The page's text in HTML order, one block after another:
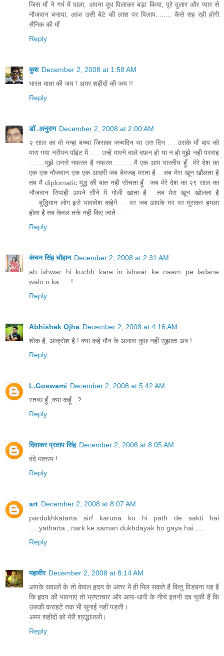
जिस माँ ने गर्भ में पाला, अपना दूध पिलाकर बड़ा किया, पूरे दुलार और प्यार से
नौजवान बनाया, आज उसी बेटे की लाश पर विलाप........ कैसे सह रही होगी
सैनिक की माँ
Reply
कुश December 2, 2008 at 1:58 AM
भारत माता की जय ! अमर शहीदों की जय !!
Reply
डॉ .अनुराग December 2, 2008 at 2:00 AM
२ साल का वो नन्हा बच्चा जिसका जन्मदिन था उस दिन .....उसके माँ बाप को
मारा गया नरीमन पॉइंट में...... उन्हें मारने वाले दफ़न हो या न हो मुझे नही परवाह
........मुझे उनसे नफरत है नफरत...........मै एक आम भारतीय हूँ...मेरे देश का
एक एक नौजवान एक एक आदमी जब बेवजह मरता है ...तब मेरा खून खौलता है
तब मै diplomatic युद्ध की बात नही सोचता हूँ ..जब मेरे देश का २९ साल का
नौजवान सिपाही अपने सीने में गोली खाता है ...तब मेरा खून खोलता है
.....बुद्धिमान लोग इसे भावावेश कहेगे .....पर जब आपके घर पर घुसकर हमला
होता है तब केवल तर्क नही किए जाते ..
Reply
कंचन सिंह चौहान December 2, 2008 at 2:31 AM
ab ishwar hi kuchh kare in ishwar ke naam pe ladane
walo.n ka .....!
Reply
Abhishek Ojha December 2, 2008 at 4:16 AM
शोक है, आक्रोश है ! क्या कहें मौन के अलावा कुछ नहीं सुझाता अब !
Reply
L.Goswami December 2, 2008 at 5:42 AM
स्तब्ध हूँ ,क्या कहूँ ..?
Reply
दिवाकर प्रताप सिंह December 2, 2008 at 8:05 AM
वंदे मातरम !
Reply
art December 2, 2008 at 8:07 AM
pardukhkatarta sirf karuna ko hi path de sakti hai
.....yatharta , nark ke saman dukhdayak ho gaya hai.....
Reply
महावीर December 2, 2008 at 8:14 AM
आपके सवालों के तो केवल हृदय के अंतर में ही मिल सकते हैं किंतु विडंबना यह है
कि हृदय की भावनाएं तो भ्रष्टाचार और आपा-धापी के नीचे इतनी दब चुकी हैं कि
उसकी कराहटें तक भी सुनाई नहीं पड़ती।
अमर शहीदों को मेरी श्रद्धांजली।
Reply